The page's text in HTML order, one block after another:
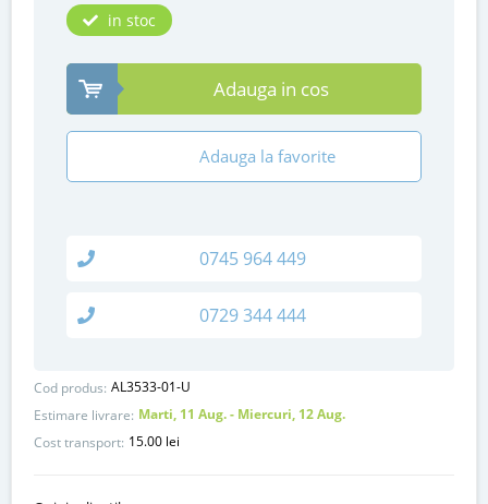
Cod produs: AL3533-01-U
Estimare livrare: Marti, 11 Aug. - Miercuri, 12 Aug.
Cost transport: 15.00 lei
in stoc
Adauga in cos
Adauga la favorite
0745 964 449
0729 344 444